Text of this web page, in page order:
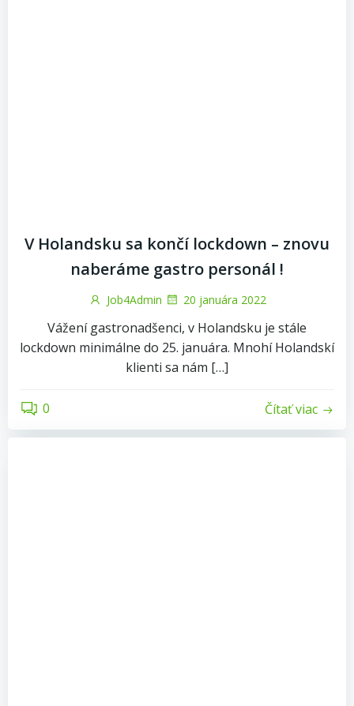
V Holandsku sa končí lockdown – znovu
naberáme gastro personál !
Job4Admin 20 januára 2022
Vážení gastronadšenci, v Holandsku je stále
lockdown minimálne do 25. januára. Mnohí Holandskí
klienti sa nám […]
0 Čítať viac